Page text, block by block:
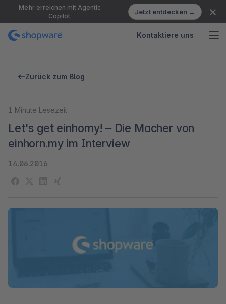
Mehr erreichen mit Agentic
Copilot.
Jetzt entdecken →
Kontaktiere uns
Zurück zum Blog
1 Minute Lesezeit
Let's get einhorny! – Die Macher von
einhorn.my im Interview
14.06.2016